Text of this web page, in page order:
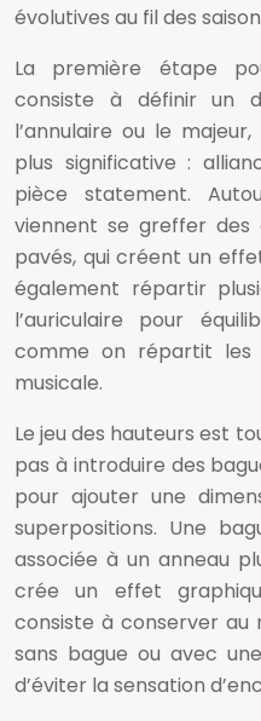
évolutives au fil des
La première étape
consiste à définir un
l’annulaire ou le
plus significative :
pièce statement.
viennent se greffer des
pavés, qui créent un
également répartir
l’auriculaire pour
comme on répartit les
musicale.
Le jeu des hauteurs est
pas à introduire des
pour ajouter une
superpositions. Une
associée à un anneau
crée un effet
consiste à conserver au
sans bague ou avec
d’éviter la sensation